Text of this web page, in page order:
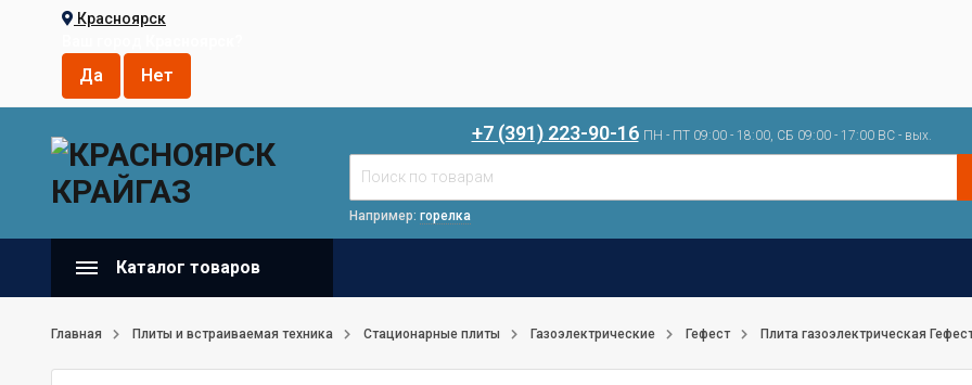
Красноярск
+7 (391) 223-90-16 ПН - ПТ 09:00 - 18:00, СБ 09:00 - 17:00 ВС - вых.
Например: горелка
Каталог товаров
Главная Плиты и встраиваемая техника Стационарные плиты Газоэлектрические Гефест Плита газоэлектрическая